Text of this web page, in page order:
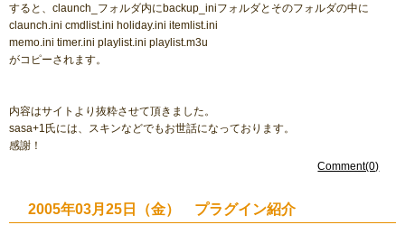
すると、claunch_フォルダ内にbackup_iniフォルダとそのフォルダの中に
claunch.ini cmdlist.ini holiday.ini itemlist.ini
memo.ini timer.ini playlist.ini playlist.m3u
がコピーされます。
内容はサイトより抜粋させて頂きました。
sasa+1氏には、スキンなどでもお世話になっております。
感謝！
Comment(0)
2005年03月25日（金） プラグイン紹介